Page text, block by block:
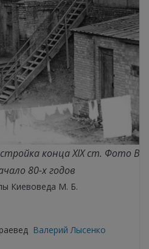
конца ХІХ ст. Фото
80-х годов
Киевоведа М. Б.
Валерий Лысенко